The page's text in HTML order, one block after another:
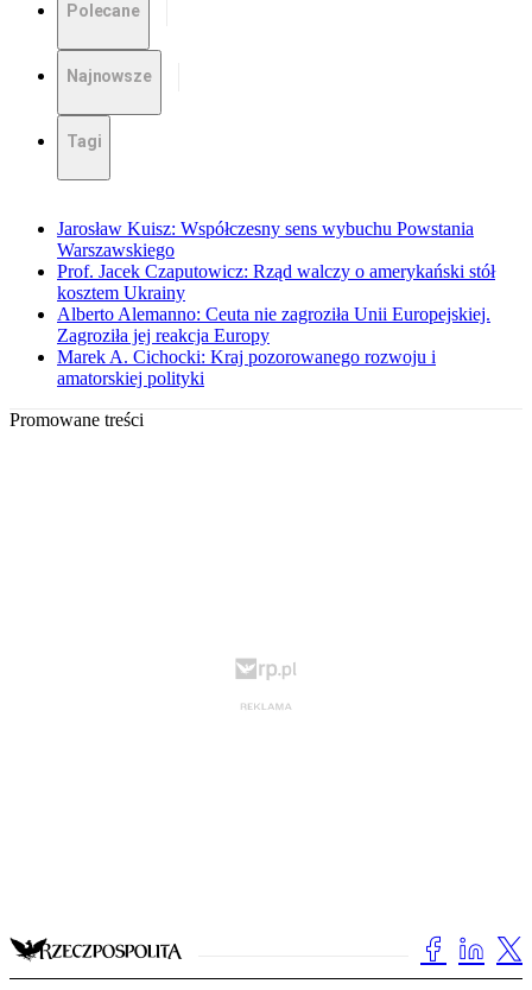
Polecane
Najnowsze
Tagi
Jarosław Kuisz: Współczesny sens wybuchu Powstania
Warszawskiego
Prof. Jacek Czaputowicz: Rząd walczy o amerykański stół
kosztem Ukrainy
Alberto Alemanno: Ceuta nie zagroziła Unii Europejskiej.
Zagroziła jej reakcja Europy
Marek A. Cichocki: Kraj pozorowanego rozwoju i
amatorskiej polityki
Promowane treści